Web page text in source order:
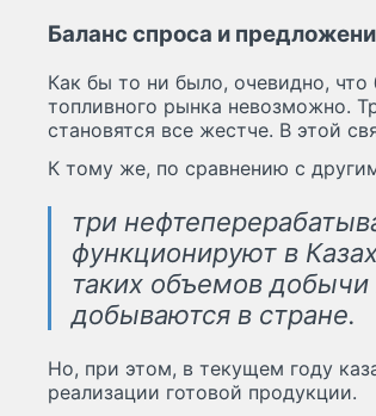
Баланс спроса и
Как бы то ни было, очевидно,
топливного рынка невозможно.
становятся все жестче. В этой
К тому же, по сравнению с
три
функционируют в
таких объемов добычи
добываются в стране.
Но, при этом, в текущем году
реализации готовой продукции.